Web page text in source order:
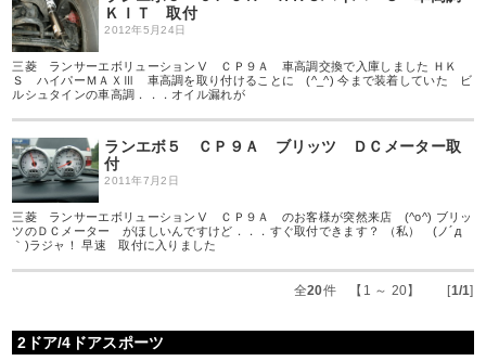
ＫＩＴ 取付
2012年5月24日
三菱 ランサーエボリューションⅤ ＣＰ９Ａ 車高調交換で入庫しました ＨＫ
Ｓ ハイパーＭＡＸⅢ 車高調を取り付けることに (^_^) 今まで装着していた ビ
ルシュタインの車高調．．．オイル漏れが
ランエボ５ ＣＰ９Ａ ブリッツ ＤＣメーター取
付
2011年7月2日
三菱 ランサーエボリューションⅤ ＣＰ９Ａ のお客様が突然来店 (^o^) ブリッ
ツのＤＣメーター がほしいんですけど．．．すぐ取付できます？ （私） (ノ´д
｀)ラジャ！ 早速 取付に入りました
全20件 【1 ～ 20】 [1/1]
2ドア/4ドアスポーツ